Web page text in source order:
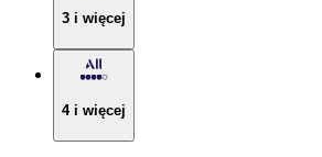
3 i więcej
4 i więcej